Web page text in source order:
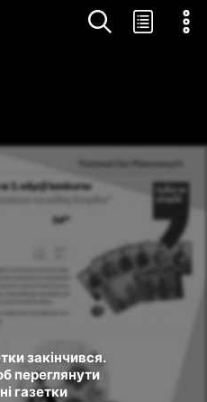
закінчився.
переглянути
газетки